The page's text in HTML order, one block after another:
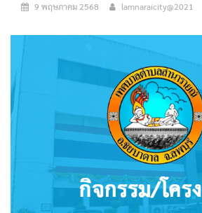
9 พฤษภาคม 2568 lamnaraicity@2021